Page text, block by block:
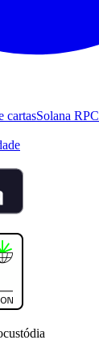
cartasSolana RPC